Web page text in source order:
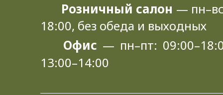
Розничный салон —
18:00, без обеда и выходных
Офис — пн–пт:
13:00–14:00